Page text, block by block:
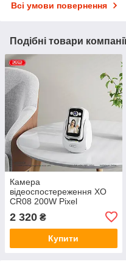
Всі умови повернення
Подібні товари
Камера
відеоспостереження XO
CR08 200W Pixel
двостороння з функцією
відеодзвінка
(2.4G+Bluetooth)
2 320 ₴
Купити